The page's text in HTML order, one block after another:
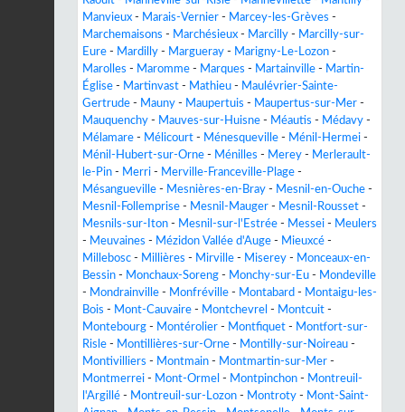
Manvieux - Marais-Vernier - Marcey-les-Grèves -
Marchemaisons - Marchésieux - Marcilly - Marcilly-sur-
Eure - Mardilly - Margueray - Marigny-Le-Lozon -
Marolles - Maromme - Marques - Martainville - Martin-
Église - Martinvast - Mathieu - Maulévrier-Sainte-
Gertrude - Mauny - Maupertuis - Maupertus-sur-Mer -
Mauquenchy - Mauves-sur-Huisne - Méautis - Médavy -
Mélamare - Mélicourt - Ménesqueville - Ménil-Hermei -
Ménil-Hubert-sur-Orne - Ménilles - Merey - Merlerault-
le-Pin - Merri - Merville-Franceville-Plage -
Mésangueville - Mesnières-en-Bray - Mesnil-en-Ouche -
Mesnil-Follemprise - Mesnil-Mauger - Mesnil-Rousset -
Mesnils-sur-Iton - Mesnil-sur-l'Estrée - Messei - Meulers
- Meuvaines - Mézidon Vallée d'Auge - Mieuxcé -
Millebosc - Millières - Mirville - Miserey - Monceaux-en-
Bessin - Monchaux-Soreng - Monchy-sur-Eu - Mondeville
- Mondrainville - Monfréville - Montabard - Montaigu-les-
Bois - Mont-Cauvaire - Montchevrel - Montcuit -
Montebourg - Montérolier - Montfiquet - Montfort-sur-
Risle - Montillières-sur-Orne - Montilly-sur-Noireau -
Montivilliers - Montmain - Montmartin-sur-Mer -
Montmerrei - Mont-Ormel - Montpinchon - Montreuil-
l'Argillé - Montreuil-sur-Lozon - Montroty - Mont-Saint-